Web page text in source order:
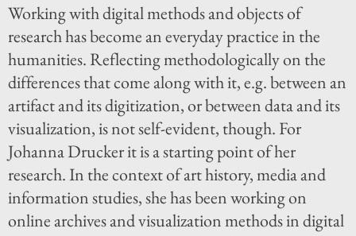
Working with digital methods and objects of
research has become an everyday practice in the
humanities. Reflecting methodologically on the
differences that come along with it, e.g. between an
artifact and its digitization, or between data and its
visualization, is not self-evident, though. For
Johanna Drucker it is a starting point of her
research. In the context of art history, media and
information studies, she has been working on
online archives and visualization methods in digital